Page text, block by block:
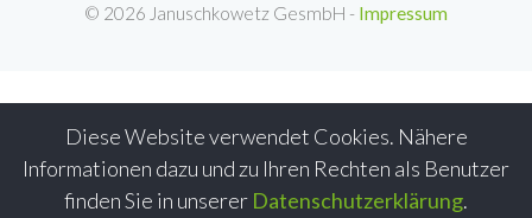
Diese Website verwendet Cookies. Nähere
Informationen dazu und zu Ihren Rechten als Benutzer
finden Sie in unserer Datenschutzerklärung.
© 2026 Januschkowetz GesmbH - Impressum